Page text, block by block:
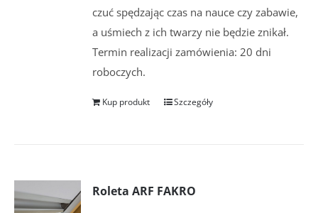
czuć spędzając czas na nauce czy zabawie,
a uśmiech z ich twarzy nie będzie znikał.
Termin realizacji zamówienia: 20 dni
roboczych.
Kup produkt Szczegóły
Roleta ARF FAKRO